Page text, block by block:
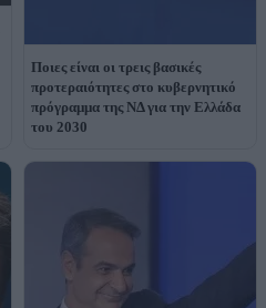
Ποιες είναι οι τρεις βασικές
προτεραιότητες στο κυβερνητικό
πρόγραμμα της ΝΔ για την Ελλάδα
του 2030